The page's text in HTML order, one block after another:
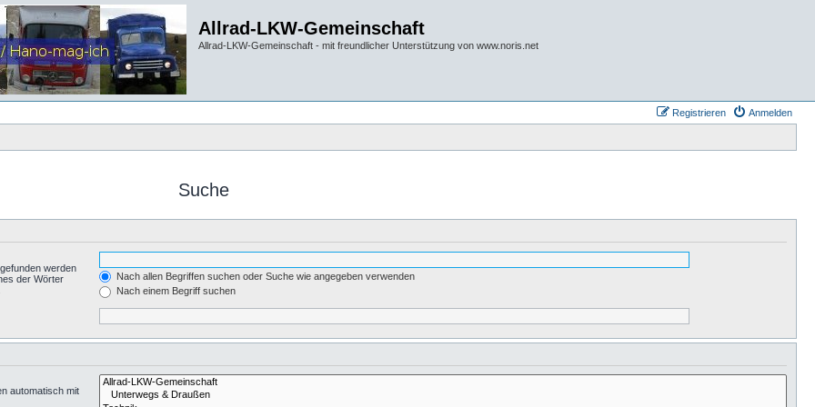
Allrad-LKW-Gemeinschaft
Allrad-LKW-Gemeinschaft - mit freundlicher Unterstützung von www.noris.net
Anmelden
Registrieren
Suche
werden
der Wörter
Nach allen Begriffen suchen oder Suche wie angegeben verwenden
Nach einem Begriff suchen
automatisch mit